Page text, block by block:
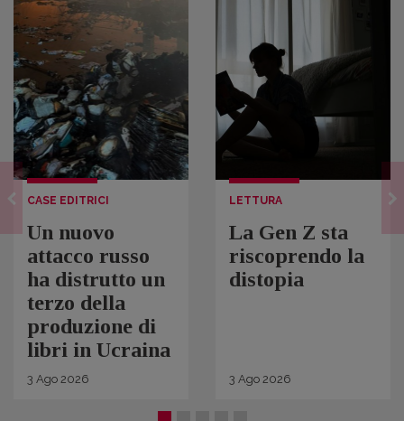
CASE EDITRICI
Un nuovo
attacco russo
ha distrutto un
terzo della
produzione di
libri in Ucraina
3 Ago 2026
LETTURA
La Gen Z sta
riscoprendo la
distopia
3 Ago 2026